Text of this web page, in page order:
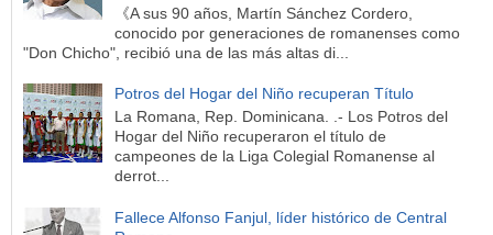
《A sus 90 años, Martín Sánchez Cordero,
conocido por generaciones de romanenses como
"Don Chicho", recibió una de las más altas di...
Potros del Hogar del Niño recuperan Título
La Romana, Rep. Dominicana. .- Los Potros del
Hogar del Niño recuperaron el título de
campeones de la Liga Colegial Romanense al
derrot...
Fallece Alfonso Fanjul, líder histórico de Central